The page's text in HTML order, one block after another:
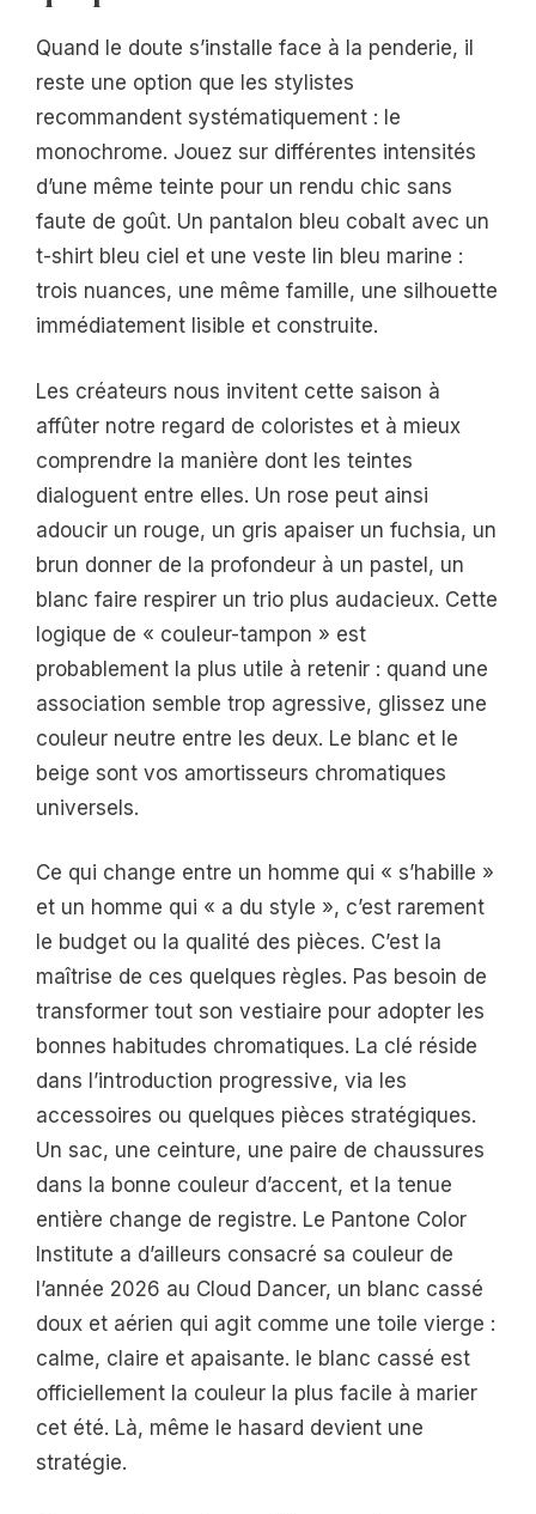
Quand le doute s’installe face à la penderie, il
reste une option que les stylistes
recommandent systématiquement : le
monochrome. Jouez sur différentes intensités
d’une même teinte pour un rendu chic sans
faute de goût. Un pantalon bleu cobalt avec un
t-shirt bleu ciel et une veste lin bleu marine :
trois nuances, une même famille, une silhouette
immédiatement lisible et construite.
Les créateurs nous invitent cette saison à
affûter notre regard de coloristes et à mieux
comprendre la manière dont les teintes
dialoguent entre elles. Un rose peut ainsi
adoucir un rouge, un gris apaiser un fuchsia, un
brun donner de la profondeur à un pastel, un
blanc faire respirer un trio plus audacieux. Cette
logique de « couleur-tampon » est
probablement la plus utile à retenir : quand une
association semble trop agressive, glissez une
couleur neutre entre les deux. Le blanc et le
beige sont vos amortisseurs chromatiques
universels.
Ce qui change entre un homme qui « s’habille »
et un homme qui « a du style », c’est rarement
le budget ou la qualité des pièces. C’est la
maîtrise de ces quelques règles. Pas besoin de
transformer tout son vestiaire pour adopter les
bonnes habitudes chromatiques. La clé réside
dans l’introduction progressive, via les
accessoires ou quelques pièces stratégiques.
Un sac, une ceinture, une paire de chaussures
dans la bonne couleur d’accent, et la tenue
entière change de registre. Le Pantone Color
Institute a d’ailleurs consacré sa couleur de
l’année 2026 au Cloud Dancer, un blanc cassé
doux et aérien qui agit comme une toile vierge :
calme, claire et apaisante. le blanc cassé est
officiellement la couleur la plus facile à marier
cet été. Là, même le hasard devient une
stratégie.